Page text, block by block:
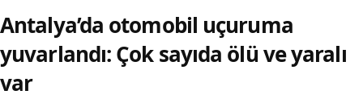
Antalya’da otomobil uçuruma
yuvarlandı: Çok sayıda ölü ve yaralı
var